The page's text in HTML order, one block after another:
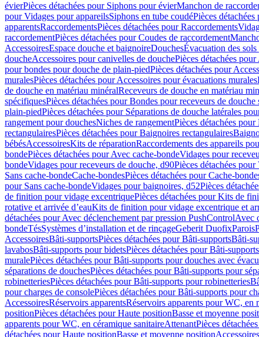
évierPièces détachées pour Siphons pour évierManchon de
pour Vidages pour appareilsSiphons en tube coudéPièces
apparentsRaccordementsPièces détachées pour Raccordements
raccordementPièces détachées pour Coudes de raccordement
AccessoiresEspace douche et baignoireDouchesÉvacuation des
doucheAccessoires pour canivelles de douchePièces détachées
pour bondes pour douche de plain-piedPièces détachées pour
muralesPièces détachées pour Accessoires pour évacuations murales
de douche en matériau minéralReceveurs de douche en matériau
spécifiquesPièces détachées pour Bondes pour receveurs de douche
plain-piedPièces détachées pour Séparations de douche latérales
rangement pour douchesNiches de rangementPièces détachées
rectangulairesPièces détachées pour Baignoires rectangulaires
bébésAccessoiresKits de réparationRaccordements des appareils
bondePièces détachées pour Avec cache-bondeVidages pour
bondeVidages pour receveurs de douche, d90Pièces détachées
Sans cache-bondeCache-bondesPièces détachées pour Cache-
pour Sans cache-bondeVidages pour baignoires, d52Pièces
de finition pour vidage excentriquePièces détachées pour Kits de
rotative et arrivée d’eauKits de finition pour vidage excentrique et
détachées pour Avec déclenchement par pression PushControlAvec
bondeTésSystèmes d’installation et de rinçageGeberit DuofixParois
AccessoiresBâti-supportsPièces détachées pour Bâti-supportsBâti-
lavabosBâti-supports pour bidetsPièces détachées pour Bâti-
muralePièces détachées pour Bâti-supports pour douches avec
séparations de douchesPièces détachées pour Bâti-supports pour
robinetteriesPièces détachées pour Bâti-supports pour robinetteries
pour charges de consolePièces détachées pour Bâti-supports pour
AccessoiresRéservoirs apparentsRéservoirs apparents pour WC, en
positionPièces détachées pour Haute positionBasse et moyenne
apparents pour WC, en céramique sanitaireAttenantPièces
détachées pour Haute positionBasse et moyenne positionAccessoires